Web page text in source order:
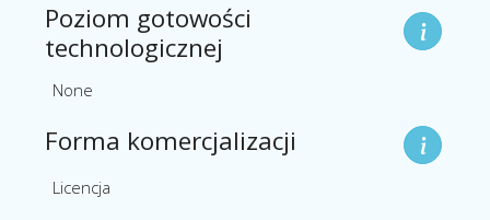
Poziom gotowości
technologicznej
None
Forma komercjalizacji
Licencja